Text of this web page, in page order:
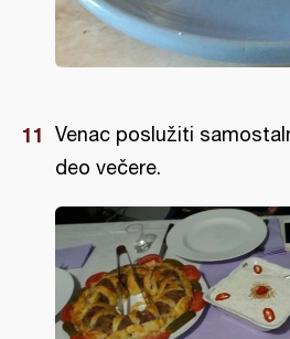
Venac poslužiti
deo večere.